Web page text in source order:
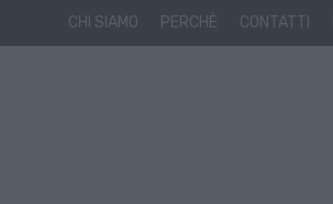
CHI SIAMO PERCHÈ CONTATTI